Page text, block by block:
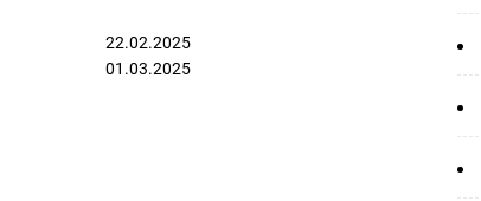
22.02.2025
01.03.2025